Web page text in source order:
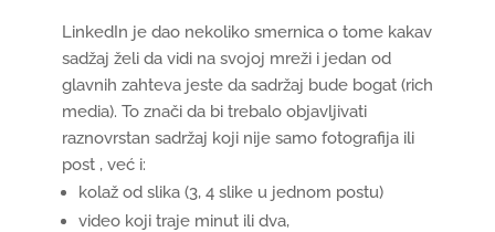
LinkedIn je dao nekoliko smernica o tome kakav
sadžaj želi da vidi na svojoj mreži i jedan od
glavnih zahteva jeste da sadržaj bude bogat (rich
media). To znači da bi trebalo objavljivati
raznovrstan sadržaj koji nije samo fotografija ili
post , već i:
kolaž od slika (3, 4 slike u jednom postu)
video koji traje minut ili dva,